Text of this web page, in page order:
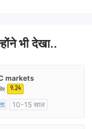
भी देखा..
markets
9.24
10-15 साल